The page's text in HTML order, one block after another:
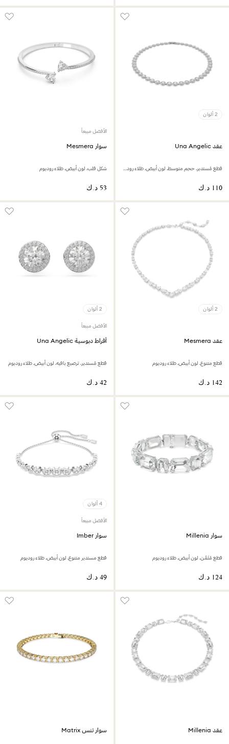
2 ألوان
عقد Una Angelic
قطع مُستدير، حجم متوسط، لون أبيض، طلاء روديوم
الأفضل مبيعاً
سوار Mesmera
شكل قلب، لون أبيض، طلاء روديوم
2 ألوان
عقد Mesmera
قطع متنوع، لون أبيض، طلاء روديوم
2 ألوان
الأفضل مبيعاً
أقراط دبوسية Una Angelic
قطع مُستدير، ترصيع بافيه، لون أبيض، طلاء روديوم
سوار Millenia
قطع مُثَمَّن، لون أبيض، طلاء روديوم
4 ألوان
الأفضل مبيعاً
سوار Imber
قطع مستدير متنوع، لون أبيض، طلاء روديوم
عقد Millenia سوار تنس Matrix